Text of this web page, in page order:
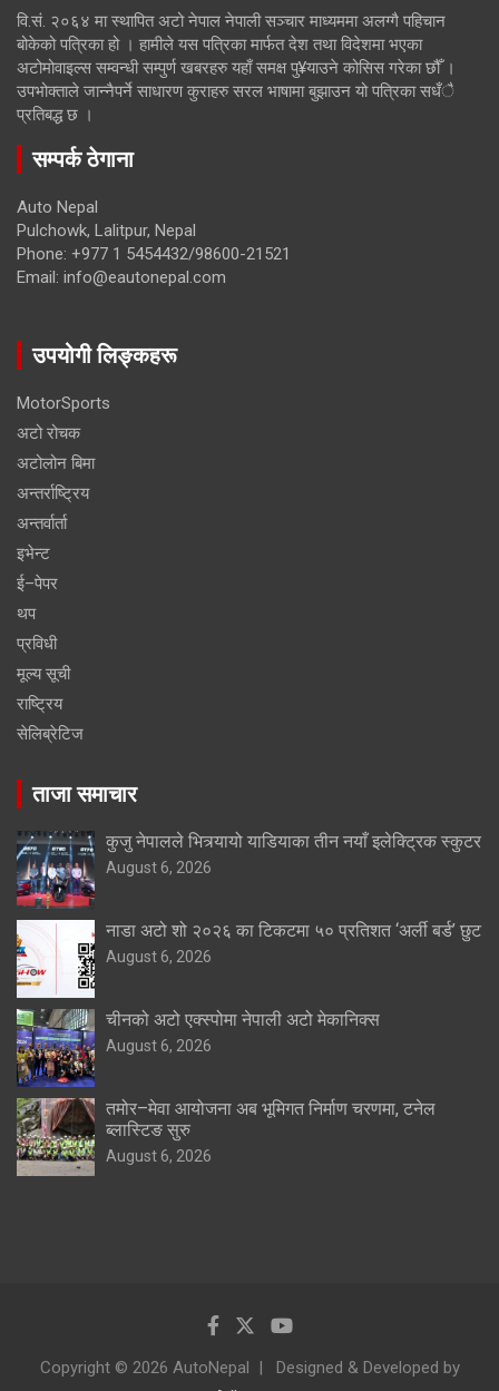
वि.सं. २०६४ मा स्थापित अटो नेपाल नेपाली सञ्चार माध्यममा अलग्गै पहिचान
बोकेको पत्रिका हो । हामीले यस पत्रिका मार्फत देश तथा विदेशमा भएका
अटोमोवाइल्स सम्वन्धी सम्पुर्ण खबरहरु यहाँ समक्ष पु¥याउने कोसिस गरेका छौँ ।
उपभोक्ताले जान्नैपर्ने साधारण कुराहरु सरल भाषामा बुझाउन यो पत्रिका सधँै
प्रतिबद्ध छ ।
सम्पर्क ठेगाना
Auto Nepal
Pulchowk, Lalitpur, Nepal
Phone: +977 1 5454432/98600-21521
Email: info@eautonepal.com
उपयोगी लिङ्कहरू
MotorSports
अटो रोचक
अटोलोन बिमा
अन्तर्राष्ट्रिय
अन्तर्वार्ता
इभेन्ट
ई–पेपर
थप
प्रविधी
मूल्य सूची
राष्ट्रिय
सेलिब्रेटिज
ताजा समाचार
कुजु नेपालले भित्र्यायो याडियाका तीन नयाँ इलेक्ट्रिक स्कुटर
August 6, 2026
नाडा अटो शो २०२६ का टिकटमा ५० प्रतिशत ‘अर्ली बर्ड’ छुट
August 6, 2026
चीनको अटो एक्स्पोमा नेपाली अटो मेकानिक्स
August 6, 2026
तमोर–मेवा आयोजना अब भूमिगत निर्माण चरणमा, टनेल
ब्लास्टिङ सुरु
August 6, 2026
Copyright © 2026 AutoNepal
Designed & Developed by